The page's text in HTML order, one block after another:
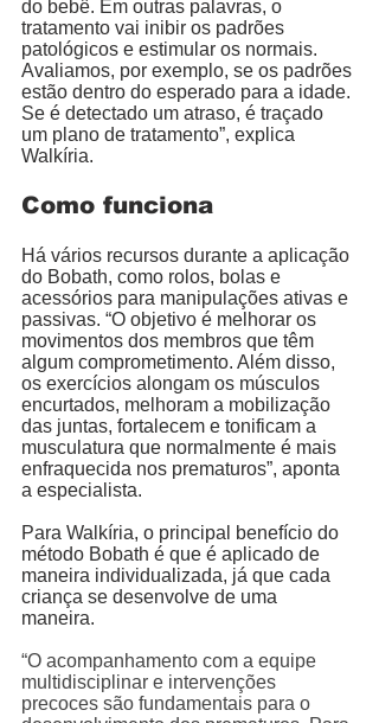
do bebê. Em outras palavras, o
tratamento vai inibir os padrões
patológicos e estimular os normais.
Avaliamos, por exemplo, se os padrões
estão dentro do esperado para a idade.
Se é detectado um atraso, é traçado
um plano de tratamento”, explica
Walkíria.
Como funciona
Há vários recursos durante a aplicação
do Bobath, como rolos, bolas e
acessórios para manipulações ativas e
passivas. “O objetivo é melhorar os
movimentos dos membros que têm
algum comprometimento. Além disso,
os exercícios alongam os músculos
encurtados, melhoram a mobilização
das juntas, fortalecem e tonificam a
musculatura que normalmente é mais
enfraquecida nos prematuros”, aponta
a especialista.
Para Walkíria, o principal benefício do
método Bobath é que é aplicado de
maneira individualizada, já que cada
criança se desenvolve de uma
maneira.
“O acompanhamento com a equipe
multidisciplinar e intervenções
precoces são fundamentais para o